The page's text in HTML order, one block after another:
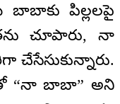
బాబాకు పిల్లలపై
చూపారు, నా
“నా బాబా” అని